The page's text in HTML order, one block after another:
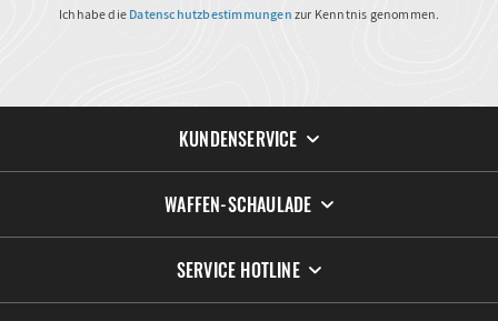
Ich habe die Datenschutzbestimmungen zur Kenntnis genommen.
KUNDENSERVICE
WAFFEN-SCHAULADE
SERVICE HOTLINE